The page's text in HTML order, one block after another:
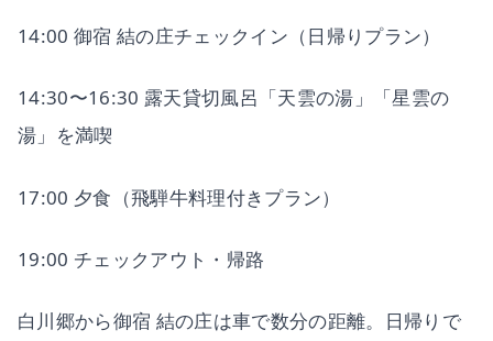
14:00 御宿 結の庄チェックイン（日帰りプラン）
14:30〜16:30 露天貸切風呂「天雲の湯」「星雲の
湯」を満喫
17:00 夕食（飛騨牛料理付きプラン）
19:00 チェックアウト・帰路
白川郷から御宿 結の庄は車で数分の距離。日帰りで